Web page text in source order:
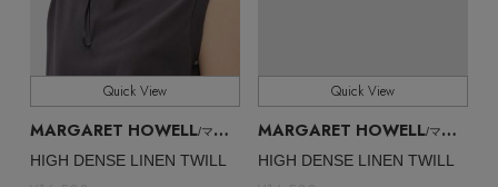
Quick View
MARGARET HOWELL/マーガレット・ハウエル
HIGH DENSE LINEN TWILL
Quick View
MARGARET HOWELL/マーガレット・ハウエル
HIGH DENSE LINEN TWILL